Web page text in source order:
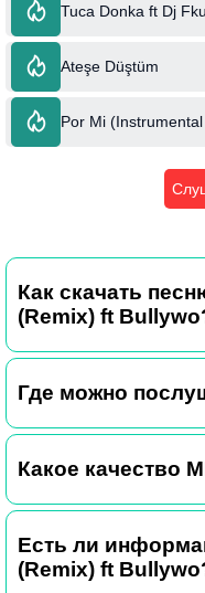
Tuca Donka ft Dj
Ateşe Düştüm
Por Mi
Как скачать
(Remix) ft
Где можно
Какое качество
Есть ли
(Remix) ft